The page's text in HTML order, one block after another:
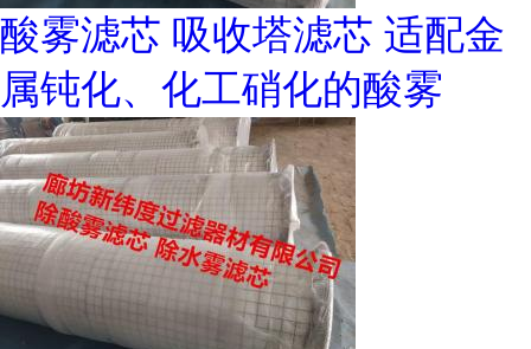
酸雾滤芯 吸收塔滤芯 适配金
属钝化、化工硝化的酸雾